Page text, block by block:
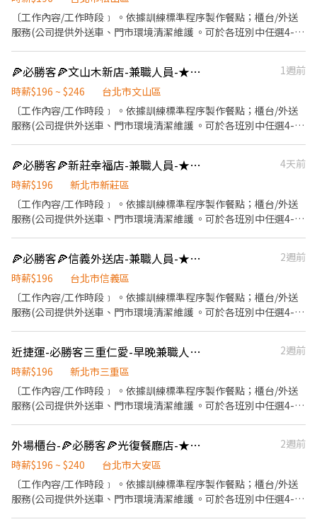
外，公司更為你投保團保維護你的安全 ◆ 員工用餐折扣：每月任職
滿50小時，即享有乙次員工折扣優惠85折簡訊，除了自用也能分享
給親友共享唷 ◆ 生日/節慶禮卷： 你生日我慶祝，生日當月我們提
福利禮券 好好與家人歡慶 你旅遊我贊助，每年職福會提供你旅遊津
貼 好好享受幸福人生 ◎ 詳細工作時間於面試時告知
〔工作內容/工作時段﹞ 。依據訓練標準程序製作餐點；櫃台/外送
服務(公司提供外送車、門市環境清潔維護 。可於各班別中任選4-6
($2/時 ◆ 值班津貼：每小時40元(晉升幹部後 ◆ 健檢：任職滿一年
起，公司提供年度健檢照顧你的健康 ◆ 保險：除勞、健、勞退外，
公司更為你投保團保維護你的安全 ◆ 員工用餐折扣：每月任職滿50
小時，即享有乙次員工折扣優惠85折簡訊，除了自用也能分享給親
友共享唷 ◆ 生日/節慶禮卷： 你生日我慶祝，生日當月我們提供你
禮券 好好與家人歡慶 你旅遊我贊助，每年職福會提供你旅遊津貼 好
好享受幸福人生 ◎ 詳細工作時間於面試時告知
🍕必勝客🍕文山木新店-兼職人員-★彈性周排班★-"$196-$206"-
1週前
時薪$196 ~ $246
台北市文山區
〔工作內容/工作時段﹞ 。依據訓練標準程序製作餐點；櫃台/外送
服務(公司提供外送車、門市環境清潔維護 。可於各班別中任選4-6
薪($2/時 ◆ 值班津貼：每小時40元(晉升幹部後 ◆ 健檢：任職滿一
年起，公司提供年度健檢照顧你的健康 ◆ 保險：除勞、健、勞退
外，公司更為你投保團保維護你的安全 ◆ 員工用餐折扣：每月任職
滿50小時，即享有乙次員工折扣優惠85折簡訊，除了自用也能分享
給親友共享唷 ◆ 生日/節慶禮卷： 你生日我慶祝，生日當月我們提
福利禮券 好好與家人歡慶 你旅遊我贊助，每年職福會提供你旅遊津
貼 好好享受幸福人生 ◎ 詳細工作時間於面試時告知
🍕必勝客🍕新莊幸福店-兼職人員-★彈性周排班★另享外送獎金
4天前
時薪$196
新北市新莊區
〔工作內容/工作時段﹞ 。依據訓練標準程序製作餐點；櫃台/外送
服務(公司提供外送車、門市環境清潔維護 。可於各班別中任選4-6
薪($2/時 ◆ 值班津貼：每小時40元(晉升幹部後 ◆ 健檢：任職滿一
年起，公司提供年度健檢照顧你的健康 ◆ 保險：除勞、健、勞退
外，公司更為你投保團保維護你的安全 ◆ 員工用餐折扣：每月任職
滿50小時，即享有乙次員工折扣優惠85折簡訊，除了自用也能分享
給親友共享唷 ◆ 生日/節慶禮卷： 你生日我慶祝，生日當月我們提
福利禮券 好好與家人歡慶 你旅遊我贊助，每年職福會提供你旅遊津
貼 好好享受幸福人生 ◎ 詳細工作時間於面試時告知
🍕必勝客🍕信義外送店-兼職人員-★彈性周排班★-"$196-$240"-另享外
2週前
時薪$196
台北市信義區
〔工作內容/工作時段﹞ 。依據訓練標準程序製作餐點；櫃台/外送
服務(公司提供外送車、門市環境清潔維護 。可於各班別中任選4-6
薪($2/時 ◆ 值班津貼：每小時40元(晉升幹部後 ◆ 健檢：任職滿一
年起，公司提供年度健檢照顧你的健康 ◆ 保險：除勞、健、勞退
外，公司更為你投保團保維護你的安全 ◆ 員工用餐折扣：每月任職
滿50小時，即享有乙次員工折扣優惠85折簡訊，除了自用也能分享
給親友共享唷 ◆ 生日/節慶禮卷： 你生日我慶祝，生日當月我們提
福利禮券 好好與家人歡慶 你旅遊我贊助，每年職福會提供你旅遊津
貼 好好享受幸福人生 ◎ 詳細工作時間於面試時告知
近捷運-必勝客三重仁愛-早晚兼職人員-★彈性周排班★-另享外送獎金
2週前
時薪$196
新北市三重區
〔工作內容/工作時段﹞ 。依據訓練標準程序製作餐點；櫃台/外送
服務(公司提供外送車、門市環境清潔維護 。可於各班別中任選4-6
薪($2/時 ◆ 值班津貼：每小時40元(晉升幹部後 ◆ 健檢：任職滿一
年起，公司提供年度健檢照顧你的健康 ◆ 保險：除勞、健、勞退
外，公司更為你投保團保維護你的安全 ◆ 員工用餐折扣：每月任職
滿50小時，即享有乙次員工折扣優惠85折簡訊，除了自用也能分享
給親友共享唷 ◆ 生日/節慶禮卷： 你生日我慶祝，生日當月我們提
外場櫃台-🍕必勝客🍕光復餐廳店-★彈性周排班★-"$196-$240"
2週前
時薪$196 ~ $240
台北市大安區
〔工作內容/工作時段﹞ 。依據訓練標準程序製作餐點；櫃台/外送
服務(公司提供外送車、門市環境清潔維護 。可於各班別中任選4-6